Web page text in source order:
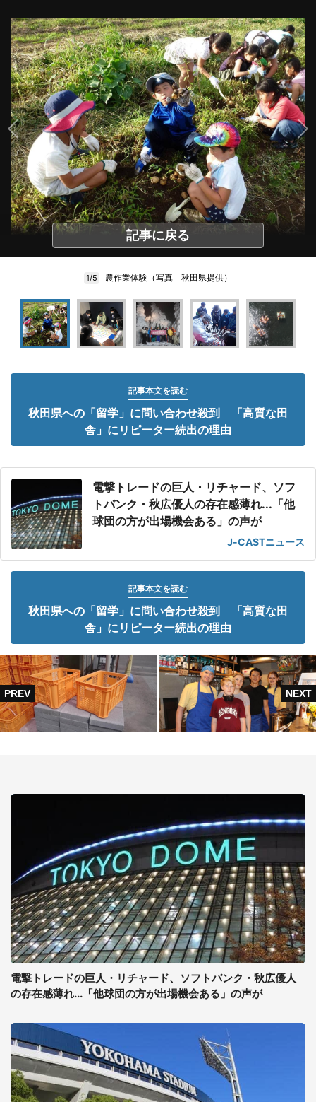
記事に戻る
1/5 農作業体験（写真 秋田県提供）
記事本文を読む
秋田県への「留学」に問い合わせ殺到 「高質な田
舎」にリピーター続出の理由
電撃トレードの巨人・リチャード、ソフ
トバンク・秋広優人の存在感薄れ...「他
球団の方が出場機会ある」の声が
J-CASTニュース
記事本文を読む
秋田県への「留学」に問い合わせ殺到 「高質な田
舎」にリピーター続出の理由
電撃トレードの巨人・リチャード、ソフトバンク・秋広優人
の存在感薄れ...「他球団の方が出場機会ある」の声が